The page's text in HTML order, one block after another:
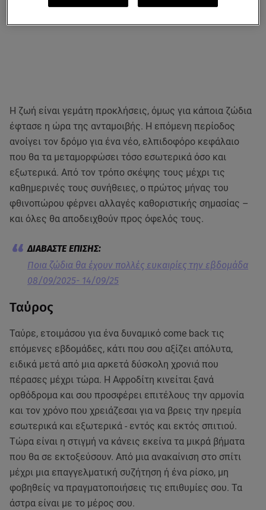
Η ζωή είναι γεμάτη προκλήσεις, όμως για κάποια ζώδια
έφτασε η ώρα της ανταμοιβής. Η επόμενη περίοδος
ανοίγει τον δρόμο για ένα νέο, ελπιδοφόρο κεφάλαιο
που θα τα μεταμορφώσει τόσο εσωτερικά όσο και
εξωτερικά. Από τον τρόπο σκέψης τους μέχρι τις
καθημερινές τους συνήθειες, ο πρώτος μήνας του
φθινοπώρου φέρνει αλλαγές καθοριστικής σημασίας –
και όλες θα αποδειχθούν προς όφελός τους.
Ποια ζώδια θα έχουν πολλές ευκαιρίες την εβδομάδα
08/09/2025- 14/09/25
Ταύρος
Ταύρε, ετοιμάσου για ένα δυναμικό come back τις
επόμενες εβδομάδες, κάτι που σου αξίζει απόλυτα,
ειδικά μετά από μια αρκετά δύσκολη χρονιά που
πέρασες μέχρι τώρα. Η Αφροδίτη κινείται ξανά
ορθόδρομα και σου προσφέρει επιτέλους την αρμονία
και τον χρόνο που χρειάζεσαι για να βρεις την ηρεμία
εσωτερικά και εξωτερικά - εντός και εκτός σπιτιού.
Τώρα είναι η στιγμή να κάνεις εκείνα τα μικρά βήματα
που θα σε εκτοξεύσουν. Από μια ανακαίνιση στο σπίτι
μέχρι μια επαγγελματική συζήτηση ή ένα ρίσκο, μη
φοβηθείς να πραγματοποιήσεις τις επιθυμίες σου. Τα
άστρα είναι με το μέρος σου.